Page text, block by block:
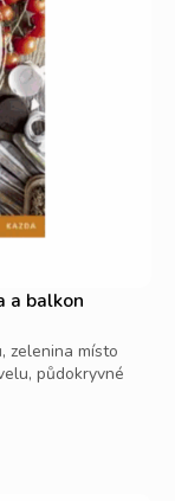
a balkon
zelenina místo
půdokryvné